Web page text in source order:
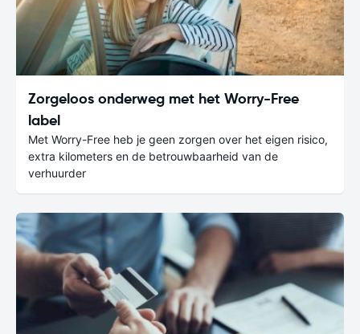
Zorgeloos onderweg met het Worry-Free
label
Met Worry-Free heb je geen zorgen over het eigen risico,
extra kilometers en de betrouwbaarheid van de
verhuurder